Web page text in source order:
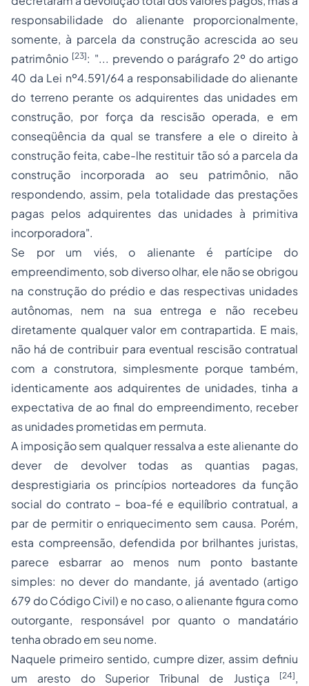
responsabilidade do alienante proporcionalmente,
somente, à parcela da construção acrescida ao seu
patrimônio [23]: "... prevendo o parágrafo 2º do artigo
40 da Lei nº4.591/64 a responsabilidade do alienante
do terreno perante os adquirentes das unidades em
construção, por força da rescisão operada, e em
conseqüência da qual se transfere a ele o direito à
construção feita, cabe-lhe restituir tão só a parcela da
construção incorporada ao seu patrimônio, não
respondendo, assim, pela totalidade das prestações
pagas pelos adquirentes das unidades à primitiva
incorporadora".
Se por um viés, o alienante é partícipe do
empreendimento, sob diverso olhar, ele não se obrigou
na construção do prédio e das respectivas unidades
autônomas, nem na sua entrega e não recebeu
diretamente qualquer valor em contrapartida. E mais,
não há de contribuir para eventual rescisão contratual
com a construtora, simplesmente porque também,
identicamente aos adquirentes de unidades, tinha a
expectativa de ao final do empreendimento, receber
as unidades prometidas em permuta.
A imposição sem qualquer ressalva a este alienante do
dever de devolver todas as quantias pagas,
desprestigiaria os princípios norteadores da função
social do contrato – boa-fé e equilíbrio contratual, a
par de permitir o enriquecimento sem causa. Porém,
esta compreensão, defendida por brilhantes juristas,
parece esbarrar ao menos num ponto bastante
simples: no dever do mandante, já aventado (artigo
679 do Código Civil) e no caso, o alienante figura como
outorgante, responsável por quanto o mandatário
tenha obrado em seu nome.
Naquele primeiro sentido, cumpre dizer, assim definiu
um aresto do Superior Tribunal de Justiça
[24],